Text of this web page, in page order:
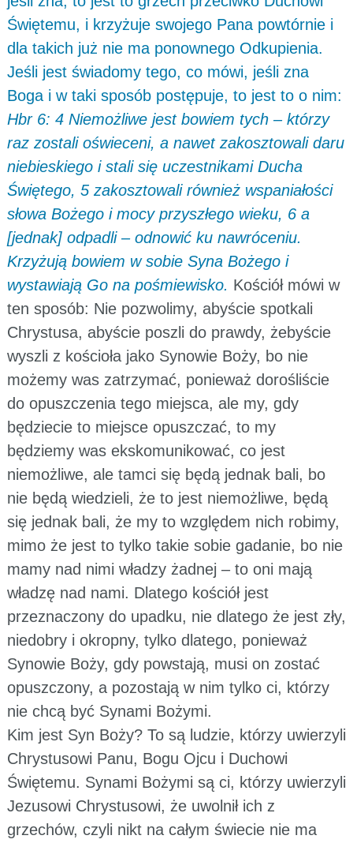
Świętemu, i krzyżuje swojego Pana powtórnie i
dla takich już nie ma ponownego Odkupienia.
Jeśli jest świadomy tego, co mówi, jeśli zna
Boga i w taki sposób postępuje, to jest to o nim:
Hbr 6: 4 Niemożliwe jest bowiem tych – którzy
raz zostali oświeceni, a nawet zakosztowali daru
niebieskiego i stali się uczestnikami Ducha
Świętego, 5 zakosztowali również wspaniałości
słowa Bożego i mocy przyszłego wieku, 6 a
[jednak] odpadli – odnowić ku nawróceniu.
Krzyżują bowiem w sobie Syna Bożego i
wystawiają Go na pośmiewisko. Kościół mówi w
ten sposób: Nie pozwolimy, abyście spotkali
Chrystusa, abyście poszli do prawdy, żebyście
wyszli z kościoła jako Synowie Boży, bo nie
możemy was zatrzymać, ponieważ dorośliście
do opuszczenia tego miejsca, ale my, gdy
będziecie to miejsce opuszczać, to my
będziemy was ekskomunikować, co jest
niemożliwe, ale tamci się będą jednak bali, bo
nie będą wiedzieli, że to jest niemożliwe, będą
się jednak bali, że my to względem nich robimy,
mimo że jest to tylko takie sobie gadanie, bo nie
mamy nad nimi władzy żadnej – to oni mają
władzę nad nami. Dlatego kościół jest
przeznaczony do upadku, nie dlatego że jest zły,
niedobry i okropny, tylko dlatego, ponieważ
Synowie Boży, gdy powstają, musi on zostać
opuszczony, a pozostają w nim tylko ci, którzy
nie chcą być Synami Bożymi.
Kim jest Syn Boży? To są ludzie, którzy uwierzyli
Chrystusowi Panu, Bogu Ojcu i Duchowi
Świętemu. Synami Bożymi są ci, którzy uwierzyli
Jezusowi Chrystusowi, że uwolnił ich z
grzechów, czyli nikt na całym świecie nie ma